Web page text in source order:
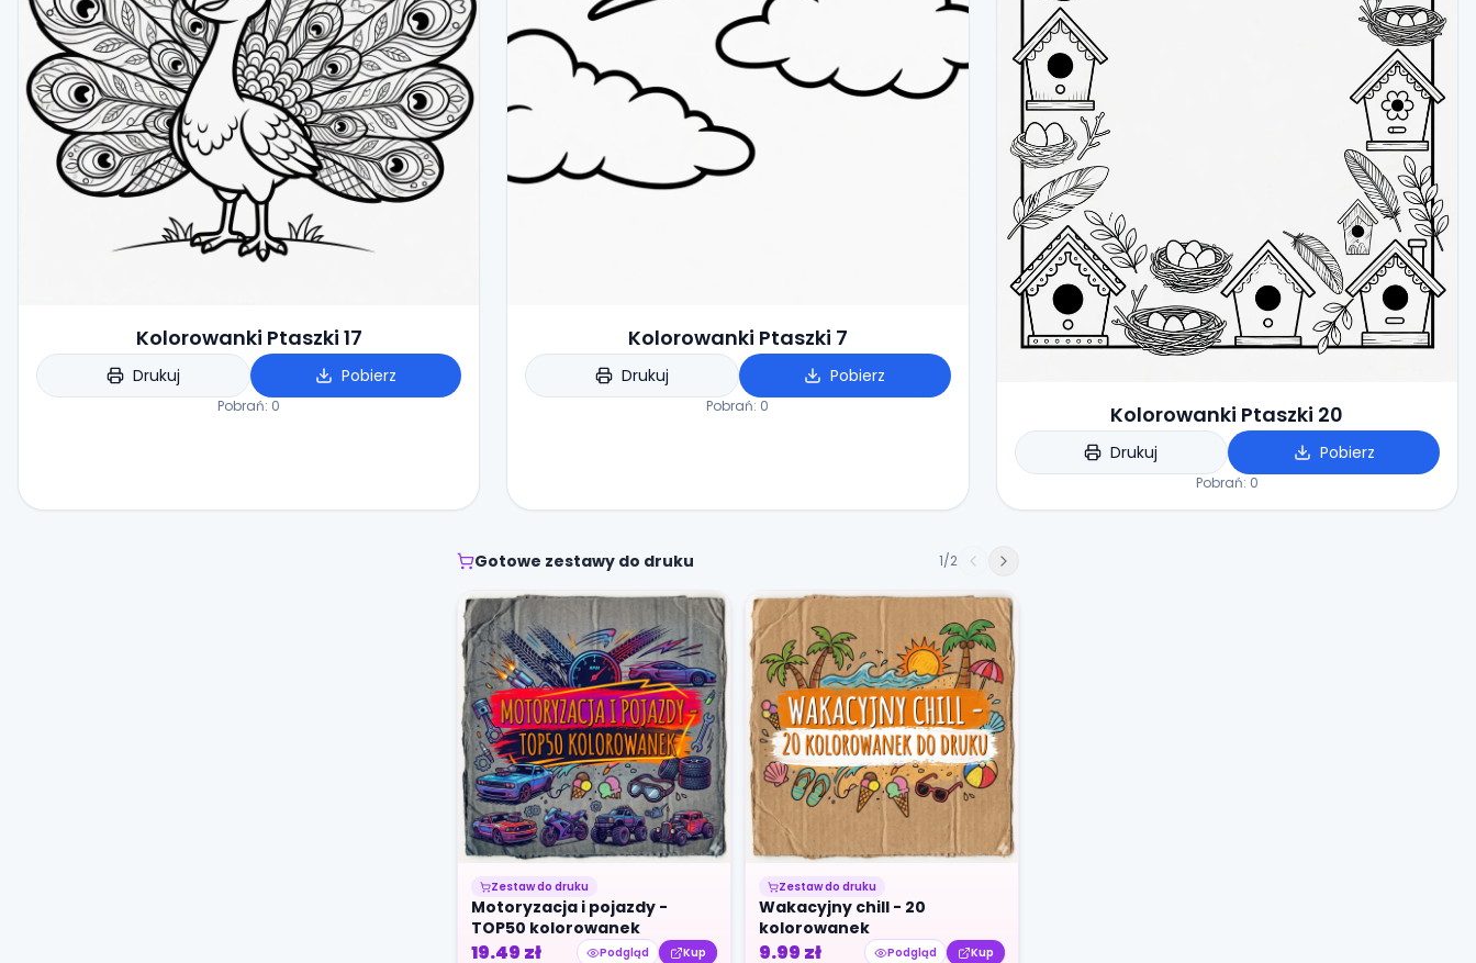
Kolorowanki Ptaszki 17
Drukuj Pobierz
Pobrań: 0
Kolorowanki Ptaszki 7
Drukuj Pobierz
Pobrań: 0 Kolorowanki Ptaszki 20
Drukuj Pobierz
Pobrań: 0
Gotowe zestawy do druku 1/2
Zestaw do druku
Motoryzacja i pojazdy -
TOP50 kolorowanek
19.49 zł Podgląd Kup
Zestaw do druku
Wakacyjny chill - 20
kolorowanek
9.99 zł Podgląd Kup